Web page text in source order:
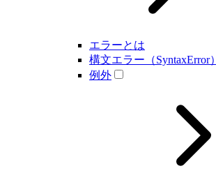
エラーとは
構文エラー（SyntaxError）
例外